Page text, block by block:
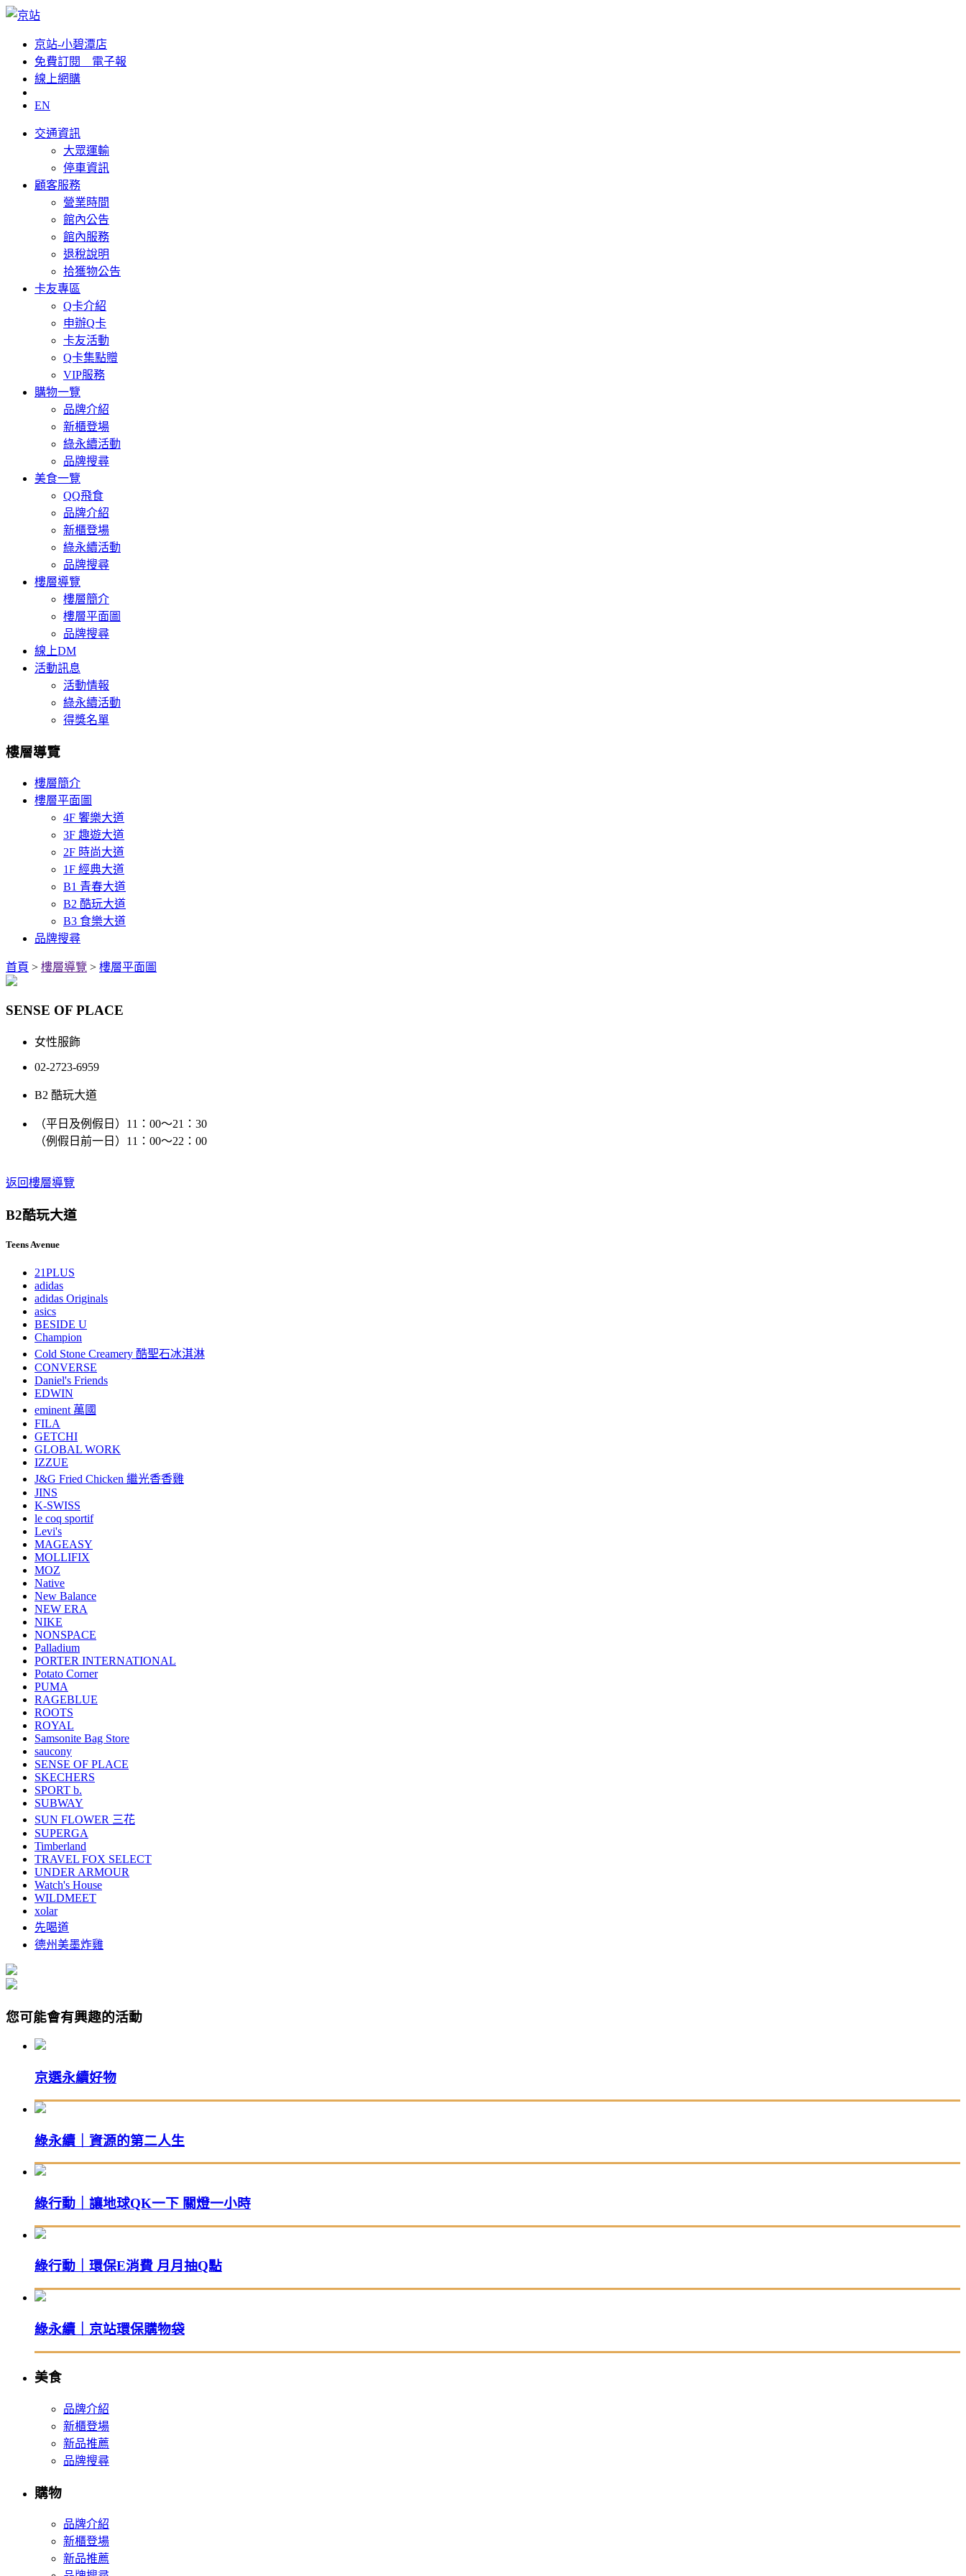
京站-小碧潭店
免費訂閱__電子報
線上網購
EN
交通資訊
大眾運輸
停車資訊
顧客服務
營業時間
館內公告
館內服務
退稅說明
拾獲物公告
卡友專區
Q卡介紹
申辦Q卡
卡友活動
Q卡集點贈
VIP服務
購物一覽
品牌介紹
新櫃登場
綠永續活動
品牌搜尋
美食一覽
QQ飛食
品牌介紹
新櫃登場
綠永續活動
品牌搜尋
樓層導覽
樓層簡介
樓層平面圖
品牌搜尋
線上DM
活動訊息
活動情報
綠永續活動
得獎名單
樓層導覽
樓層簡介
樓層平面圖
4F 饗樂大道
3F 趣遊大道
2F 時尚大道
1F 經典大道
B1 青春大道
B2 酷玩大道
B3 食樂大道
品牌搜尋
首頁 > 樓層導覽 > 樓層平面圖
SENSE OF PLACE
女性服飾
02-2723-6959
B2 酷玩大道
（平日及例假日）11：00～21：30
（例假日前一日）11：00～22：00
返回樓層導覽
B2酷玩大道
Teens Avenue
21PLUS
adidas
adidas Originals
asics
BESIDE U
Champion
Cold Stone Creamery 酷聖石冰淇淋
CONVERSE
Daniel's Friends
EDWIN
eminent 萬國
FILA
GETCHI
GLOBAL WORK
IZZUE
J&G Fried Chicken 繼光香香雞
JINS
K-SWISS
le coq sportif
Levi's
MAGEASY
MOLLIFIX
MOZ
Native
New Balance
NEW ERA
NIKE
NONSPACE
Palladium
PORTER INTERNATIONAL
Potato Corner
PUMA
RAGEBLUE
ROOTS
ROYAL
Samsonite Bag Store
saucony
SENSE OF PLACE
SKECHERS
SPORT b.
SUBWAY
SUN FLOWER 三花
SUPERGA
Timberland
TRAVEL FOX SELECT
UNDER ARMOUR
Watch's House
WILDMEET
xolar
先喝道
德州美墨炸雞
您可能會有興趣的活動
京選永續好物
綠永續｜資源的第二人生
綠行動｜讓地球QK一下 關燈一小時
綠行動｜環保E消費 月月抽Q點
綠永續｜京站環保購物袋
美食
品牌介紹
新櫃登場
新品推薦
品牌搜尋
購物
品牌介紹
新櫃登場
新品推薦